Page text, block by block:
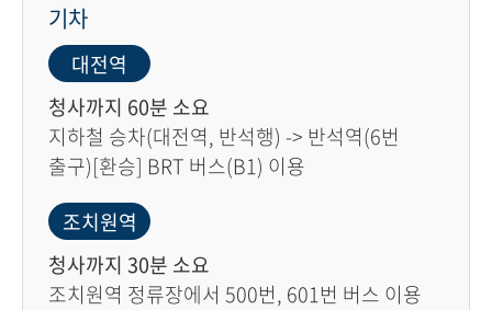
기차
대전역
청사까지 60분 소요
지하철 승차(대전역, 반석행) -> 반석역(6번
출구)[환승] BRT 버스(B1) 이용
조치원역
청사까지 30분 소요
조치원역 정류장에서 500번, 601번 버스 이용